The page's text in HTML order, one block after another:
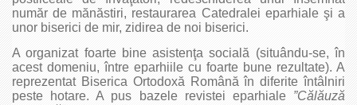
număr de mănăstiri, restaurarea Catedralei eparhiale şi a
unor biserici de mir, zidirea de noi biserici.
A organizat foarte bine asistenţa socială (situându-se, în
acest domeniu, între eparhiile cu foarte bune rezultate). A
reprezentat Biserica Ortodoxă Română în diferite întâlniri
peste hotare. A pus bazele revistei eparhiale ”Călăuză